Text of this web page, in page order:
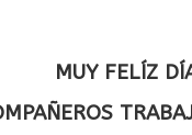
MUY FELÍZ